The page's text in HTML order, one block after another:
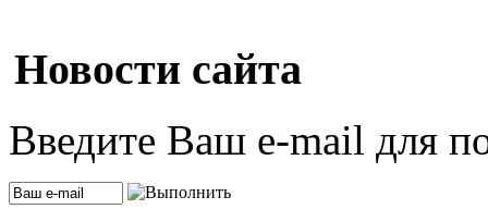
Новости сайта
Введите Ваш e-mail для